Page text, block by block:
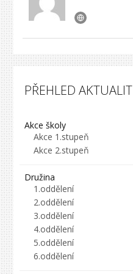
PŘEHLED AKTUALIT
Akce školy
Akce 1.stupeň
Akce 2.stupeň
Družina
1.oddělení
2.oddělení
3.oddělení
4.oddělení
5.oddělení
6.oddělení